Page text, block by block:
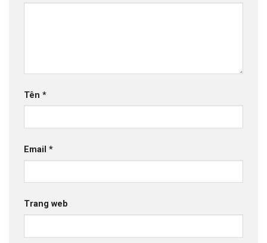
Tên *
Email *
Trang web